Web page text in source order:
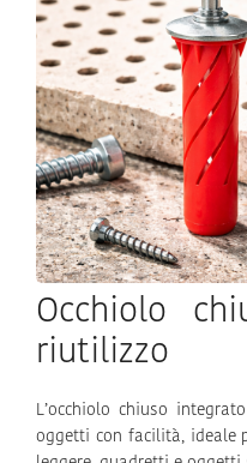
Occhiolo
riutilizzo
L’occhiolo chiuso
oggetti con facilità, ideale